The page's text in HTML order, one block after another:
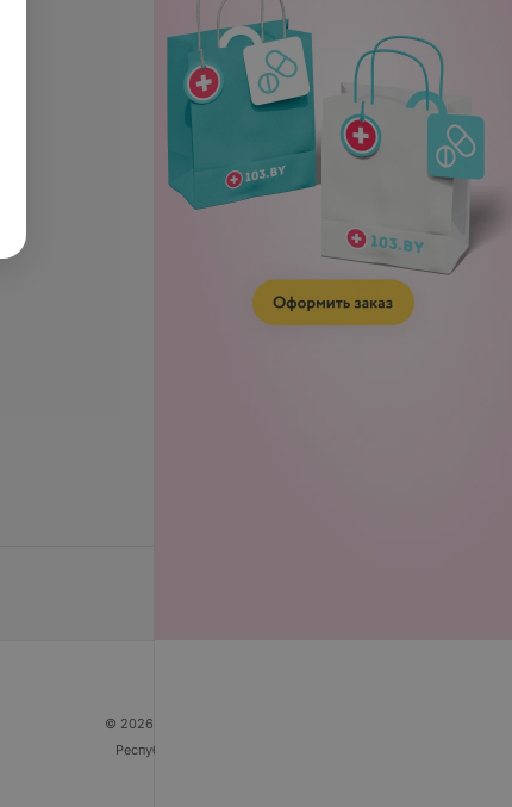
© 2026 ООО «Артокс Лаб», УНП 191700409
Республика Беларусь, г. Минск, улица Толбухина, 2,